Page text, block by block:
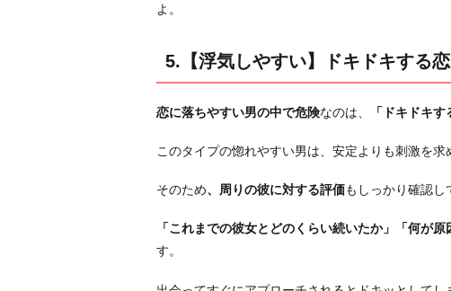
よ。
5.【浮気しやすい】ドキドキする
恋に落ちやすい男の中で危険なのは、 「ドキドキす
このタイプの惚れやすい男は、安定よりも刺激を求
そのため、周りの彼に対する評価もしっかり確認し
「これまでの彼女とどのくらい続いたか」「何が原
す。